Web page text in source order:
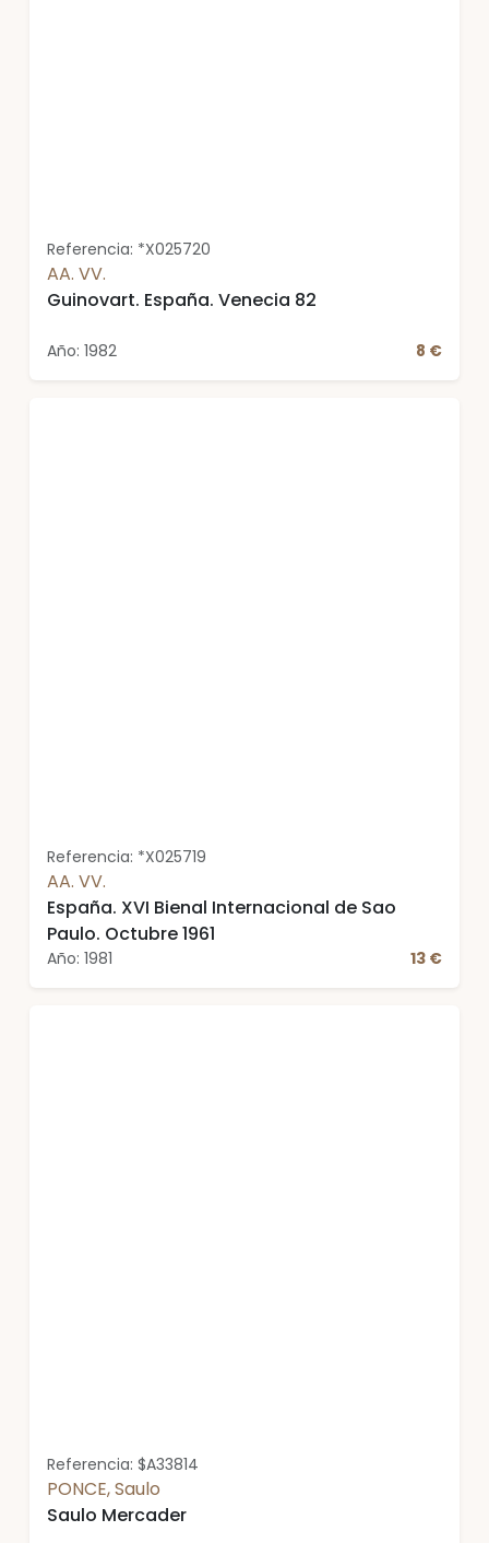
Referencia: *X025720
AA. VV.
Guinovart. España. Venecia 82
Año: 1982 8 €
Referencia: *X025719
AA. VV.
España. XVI Bienal Internacional de Sao
Paulo. Octubre 1961
Año: 1981 13 €
Referencia: $A33814
PONCE, Saulo
Saulo Mercader